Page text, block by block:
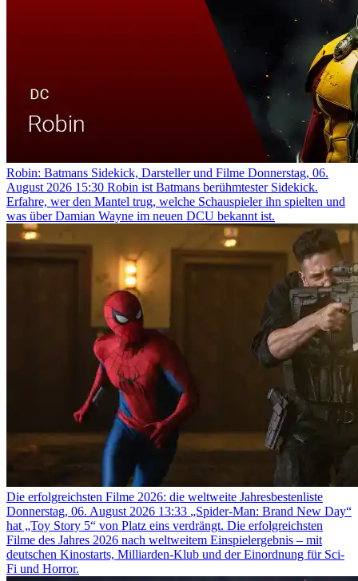
Robin: Batmans Sidekick, Darsteller und Filme Donnerstag, 06.
August 2026 15:30 Robin ist Batmans berühmtester Sidekick.
Erfahre, wer den Mantel trug, welche Schauspieler ihn spielten und
was über Damian Wayne im neuen DCU bekannt ist.
Die erfolgreichsten Filme 2026: die weltweite Jahresbestenliste
Donnerstag, 06. August 2026 13:33 „Spider-Man: Brand New Day“
hat „Toy Story 5“ von Platz eins verdrängt. Die erfolgreichsten
Filme des Jahres 2026 nach weltweitem Einspielergebnis – mit
deutschen Kinostarts, Milliarden-Klub und der Einordnung für Sci-
Fi und Horror.